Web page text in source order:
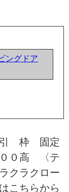
ングドア
引 枠 固定
０高 〈テ
クラクロー
こちらから